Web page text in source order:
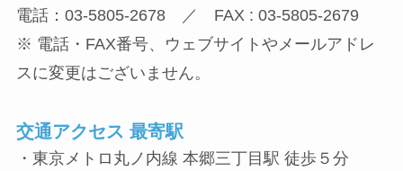
電話：03-5805-2678 ／ FAX : 03-5805-2679
※ 電話・FAX番号、ウェブサイトやメールアドレ
スに変更はございません。
交通アクセス 最寄駅
・東京メトロ丸ノ内線 本郷三丁目駅 徒歩５分